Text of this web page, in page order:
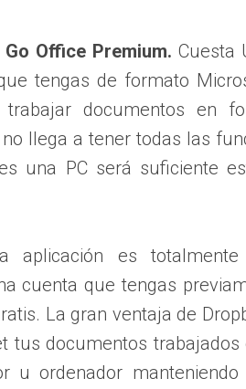
Office Premium. Cuesta
tengas de formato
trabajar documentos en
llega a tener todas las
una PC será suficiente
aplicación es
cuenta que tengas
La gran ventaja de
tus documentos
u ordenador